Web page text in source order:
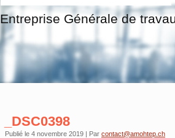
Entreprise Générale de
_DSC0398
Publié le 4 novembre 2019 | Par contact@amohtep.ch